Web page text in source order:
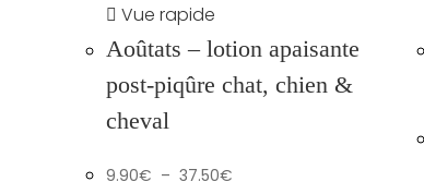
Vue rapide
Aoûtats – lotion apaisante
post-piqûre chat, chien &
cheval
9.90€ – 37.50€